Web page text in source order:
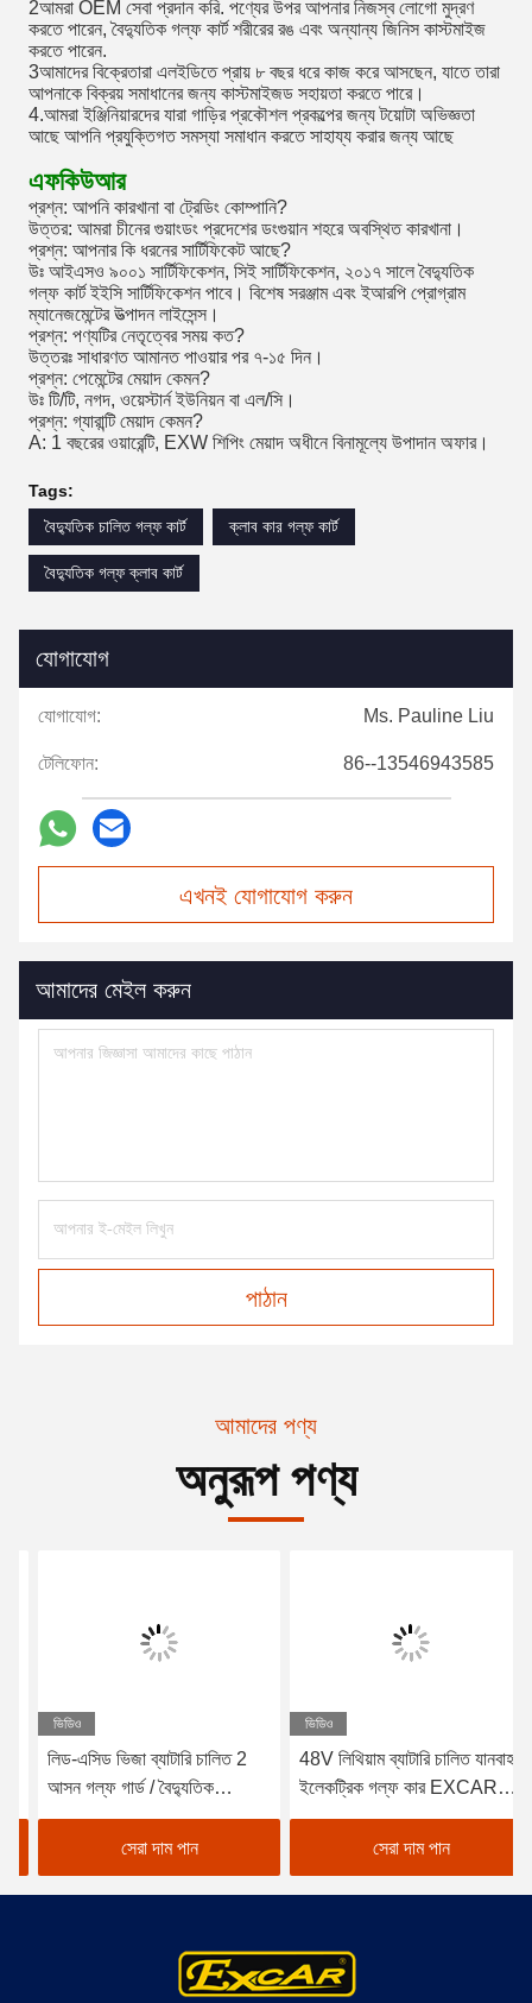
2আমরা OEM সেবা প্রদান করি. পণ্যের উপর আপনার নিজস্ব লোগো মুদ্রণ
করতে পারেন, বৈদ্যুতিক গল্ফ কার্ট শরীরের রঙ এবং অন্যান্য জিনিস কাস্টমাইজ
করতে পারেন.
3আমাদের বিক্রেতারা এলইডিতে প্রায় ৮ বছর ধরে কাজ করে আসছেন, যাতে তারা
আপনাকে বিক্রয় সমাধানের জন্য কাস্টমাইজড সহায়তা করতে পারে।
4.আমরা ইঞ্জিনিয়ারদের যারা গাড়ির প্রকৌশল প্রকল্পের জন্য টয়োটা অভিজ্ঞতা
আছে আপনি প্রযুক্তিগত সমস্যা সমাধান করতে সাহায্য করার জন্য আছে
এফকিউআর
প্রশ্ন: আপনি কারখানা বা ট্রেডিং কোম্পানি?
উত্তর: আমরা চীনের গুয়াংডং প্রদেশের ডংগুয়ান শহরে অবস্থিত কারখানা।
প্রশ্ন: আপনার কি ধরনের সার্টিফিকেট আছে?
উঃ আইএসও ৯০০১ সার্টিফিকেশন, সিই সার্টিফিকেশন, ২০১৭ সালে বৈদ্যুতিক
গল্ফ কার্ট ইইসি সার্টিফিকেশন পাবে। বিশেষ সরঞ্জাম এবং ইআরপি প্রোগ্রাম
ম্যানেজমেন্টের উত্পাদন লাইসেন্স।
প্রশ্ন: পণ্যটির নেতৃত্বের সময় কত?
উত্তরঃ সাধারণত আমানত পাওয়ার পর ৭-১৫ দিন।
প্রশ্ন: পেমেন্টের মেয়াদ কেমন?
উঃ টি/টি, নগদ, ওয়েস্টার্ন ইউনিয়ন বা এল/সি।
প্রশ্ন: গ্যারান্টি মেয়াদ কেমন?
A: 1 বছরের ওয়ারেন্টি, EXW শিপিং মেয়াদ অধীনে বিনামূল্যে উপাদান অফার।
Tags:
বৈদ্যুতিক চালিত গল্ফ কার্ট
ক্লাব কার গল্ফ কার্ট
বৈদ্যুতিক গল্ফ ক্লাব কার্ট
যোগাযোগ
যোগাযোগ: Ms. Pauline Liu
টেলিফোন: 86--13546943585
এখনই যোগাযোগ করুন
আমাদের মেইল করুন
পাঠান
আমাদের পণ্য
অনুরূপ পণ্য
ভিডিও
লিড-এসিড ভিজা ব্যাটারি চালিত 2
আসন গল্ফ গার্ড / বৈদ্যুতিক
Buggy গাড়ী গল্ফ
সেরা দাম পান
ভিডিও
48V লিথিয়াম ব্যাটারি চালিত যানবাহন
ইলেকট্রিক গল্ফ কার EXCAR
A1S6+2 সাদা
সেরা দাম পান